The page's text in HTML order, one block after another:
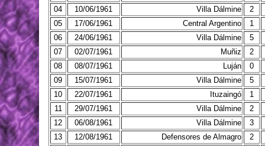
04
10/06/1961 Villa Dálmine
2
05
17/06/1961 Central Argentino
1
06
24/06/1961 Villa Dálmine
5
07
02/07/1961 Muñiz
2
08
08/07/1961 Luján
0
09
15/07/1961 Villa Dálmine
5
10
22/07/1961 Ituzaingó
1
11
29/07/1961 Villa Dálmine
2
12
06/08/1961 Villa Dálmine
3
13
12/08/1961 Defensores de Almagro
2